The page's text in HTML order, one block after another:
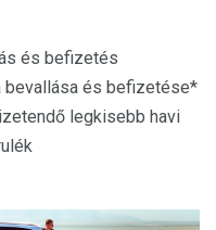
és befizetés
és befizetése*
legkisebb havi